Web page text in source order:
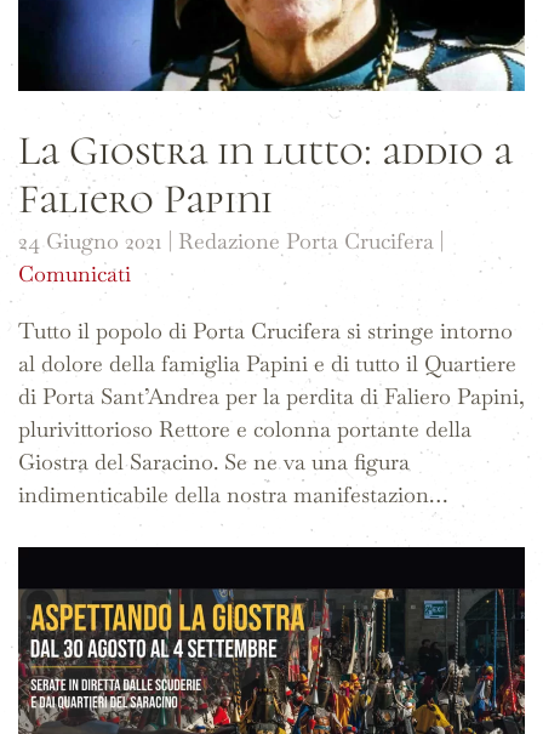
La Giostra in lutto: addio a
Faliero Papini
24 Giugno 2021 | Redazione Porta Crucifera |
Comunicati
Tutto il popolo di Porta Crucifera si stringe intorno
al dolore della famiglia Papini e di tutto il Quartiere
di Porta Sant’Andrea per la perdita di Faliero Papini,
plurivittorioso Rettore e colonna portante della
Giostra del Saracino. Se ne va una figura
indimenticabile della nostra manifestazion…